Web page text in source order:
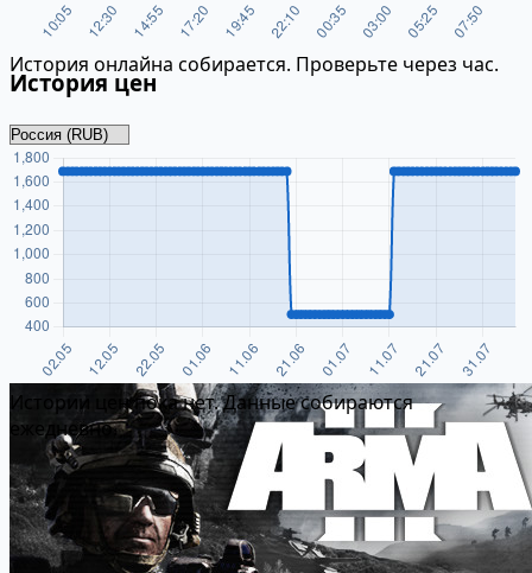
История онлайна собирается. Проверьте через час.
История цен
Истории цен пока нет. Данные собираются
ежедневно.